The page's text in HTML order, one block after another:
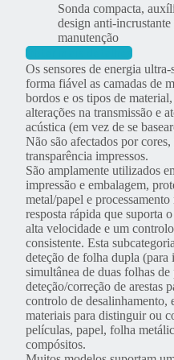
Sonda compacta,
design anti-
manutenção
Obter mais detalhes
Os sensores de energia
forma fiável as camadas de
bordos e os tipos de
alterações na transmissão e
acústica (em vez de se
Não são afectados por
transparência impressos.
São amplamente utilizados
impressão e embalagem,
metal/papel e
resposta rápida que suporta
alta velocidade e um
consistente. Esta
deteção de folha dupla (para
simultânea de duas folhas de
deteção/correção de arestas
controlo de desalinhamento,
materiais para distinguir ou
películas, papel, folha
compósitos.